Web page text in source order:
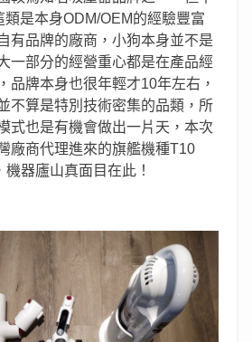
是本身ODM/OEM的經驗豐富
有品牌的廠商，小狗本身並不是
一部分的經營重心都是在產品經
品牌本身也很年輕才10年左右，
不算是特別技術密集的品類，所
式也是有機會做出一片天，本次
廠商代理進來的旗艦機種T10
器廬山真面目在此！